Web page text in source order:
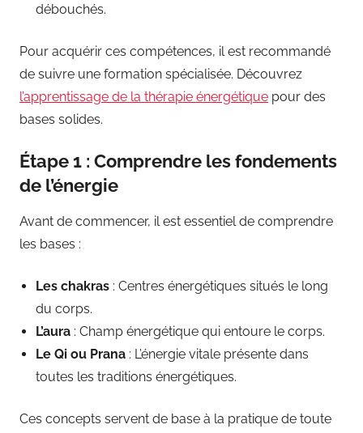
débouchés.
Pour acquérir ces compétences, il est recommandé
de suivre une formation spécialisée. Découvrez
l’apprentissage de la thérapie énergétique pour des
bases solides.
Étape 1 : Comprendre les fondements
de l’énergie
Avant de commencer, il est essentiel de comprendre
les bases :
Les chakras : Centres énergétiques situés le long
du corps.
L’aura : Champ énergétique qui entoure le corps.
Le Qi ou Prana : L’énergie vitale présente dans
toutes les traditions énergétiques.
Ces concepts servent de base à la pratique de toute